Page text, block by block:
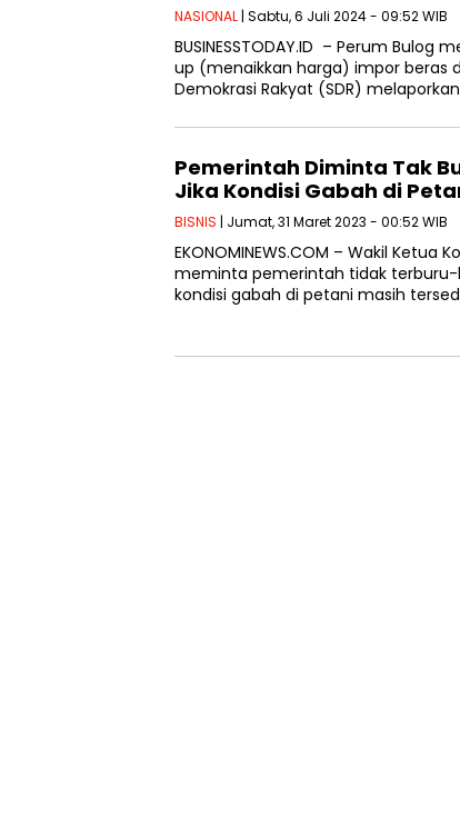
NASIONAL | Sabtu, 6 Juli 2024 - 09:52 WIB
BUSINESSTODAY.ID – Perum
up (menaikkan harga) impor beras
Demokrasi Rakyat (SDR)
Pemerintah Diminta Tak
Jika Kondisi Gabah di
BISNIS | Jumat, 31 Maret 2023 - 00:52 WIB
EKONOMINEWS.COM – Wakil Ketua
meminta pemerintah tidak terburu-
kondisi gabah di petani masih